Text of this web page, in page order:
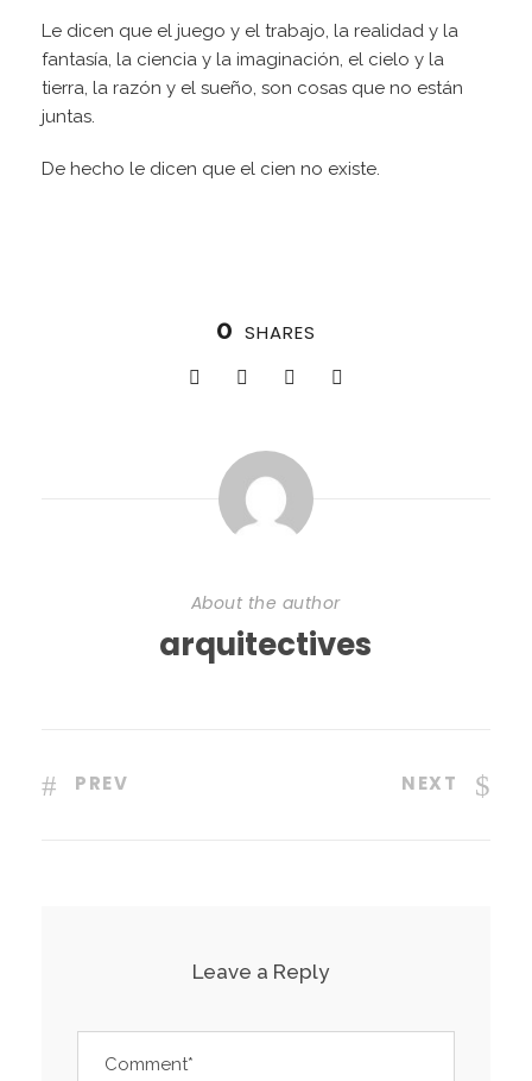
Le dicen que el juego y el trabajo, la realidad y la
fantasía, la ciencia y la imaginación, el cielo y la
tierra, la razón y el sueño, son cosas que no están
juntas.
De hecho le dicen que el cien no existe.
0 SHARES
About the author
arquitectives
PREV NEXT
Leave a Reply